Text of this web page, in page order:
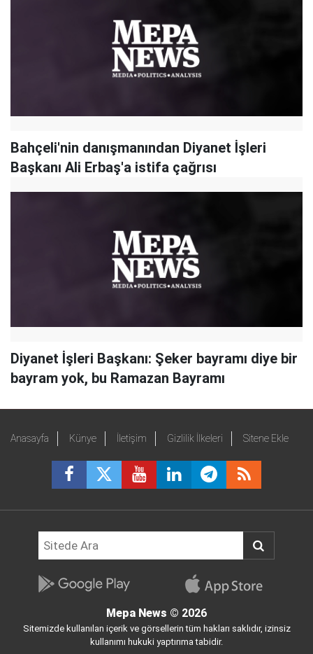
Bahçeli'nin danışmanından Diyanet İşleri
Başkanı Ali Erbaş'a istifa çağrısı
Diyanet İşleri Başkanı: Şeker bayramı diye bir
bayram yok, bu Ramazan Bayramı
Anasayfa Künye İletişim Gizlilik İlkeleri Sitene Ekle
Mepa News © 2026
Sitemizde kullanılan içerik ve görsellerin tüm hakları saklıdır, izinsiz
kullanımı hukuki yaptırıma tabidir.